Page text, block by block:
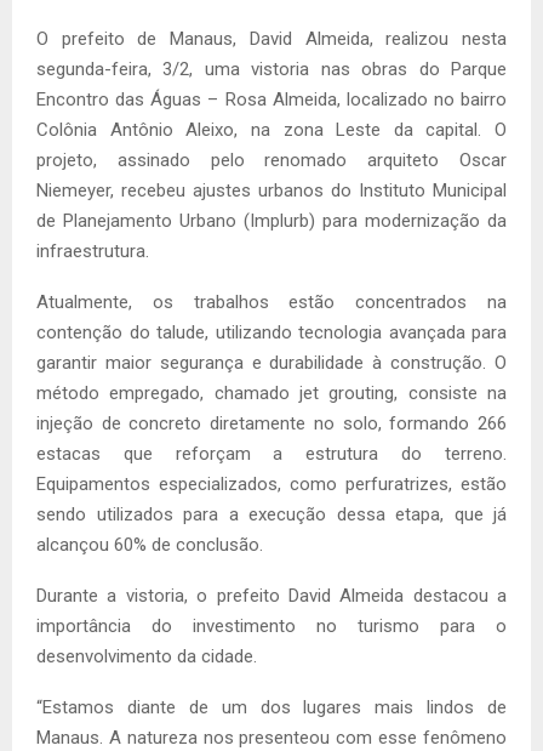
O prefeito de Manaus, David Almeida, realizou nesta
segunda-feira, 3/2, uma vistoria nas obras do Parque
Encontro das Águas – Rosa Almeida, localizado no bairro
Colônia Antônio Aleixo, na zona Leste da capital. O
projeto, assinado pelo renomado arquiteto Oscar
Niemeyer, recebeu ajustes urbanos do Instituto Municipal
de Planejamento Urbano (Implurb) para modernização da
infraestrutura.
Atualmente, os trabalhos estão concentrados na
contenção do talude, utilizando tecnologia avançada para
garantir maior segurança e durabilidade à construção. O
método empregado, chamado jet grouting, consiste na
injeção de concreto diretamente no solo, formando 266
estacas que reforçam a estrutura do terreno.
Equipamentos especializados, como perfuratrizes, estão
sendo utilizados para a execução dessa etapa, que já
alcançou 60% de conclusão.
Durante a vistoria, o prefeito David Almeida destacou a
importância do investimento no turismo para o
desenvolvimento da cidade.
“Estamos diante de um dos lugares mais lindos de
Manaus. A natureza nos presenteou com esse fenômeno